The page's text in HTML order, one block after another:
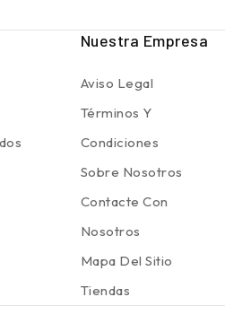
Nuestra Empresa
Aviso Legal
Términos Y
Condiciones
Sobre Nosotros
Contacte Con
Nosotros
Mapa Del Sitio
Tiendas